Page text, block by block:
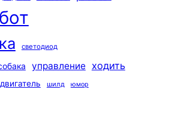
светодиод
управление ходить
шилд юмор